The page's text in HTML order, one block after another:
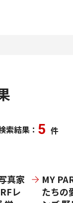
索結果： 5 件
真家
レ
MY
たちの